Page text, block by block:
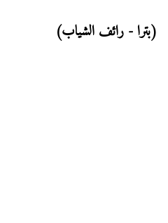
(بترا - رائف الشياب)